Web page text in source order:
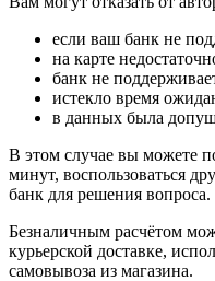
если ваш банк не
на карте
банк не
истекло время
в данных была
В этом случае вы можете
минут, воспользоваться
банк для решения вопроса.
Безналичным расчётом
курьерской доставке,
самовывоза из магазина.